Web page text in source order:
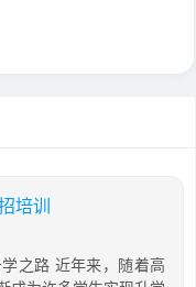
培训
之路 近年来，随着高